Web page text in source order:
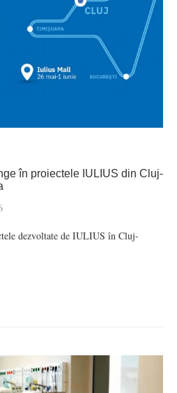
în proiectele IULIUS din Cluj-
dezvoltate de IULIUS în Cluj-